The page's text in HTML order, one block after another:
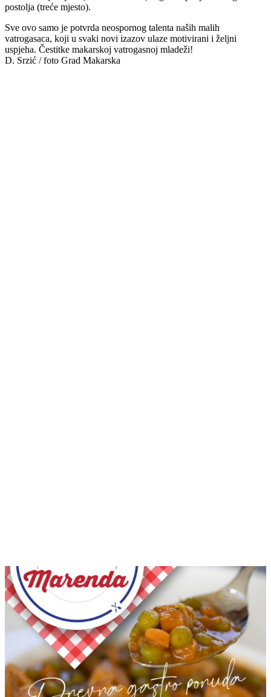
postolja (treće mjesto).
Sve ovo samo je potvrda neospornog talenta naših malih
vatrogasaca, koji u svaki novi izazov ulaze motivirani i željni
uspjeha. Čestitke makarskoj vatrogasnoj mladeži!
D. Srzić / foto Grad Makarska